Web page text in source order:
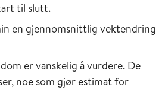
til slutt.
en gjennomsnittlig vektendring
er vanskelig å vurdere. De
noe som gjør estimat for